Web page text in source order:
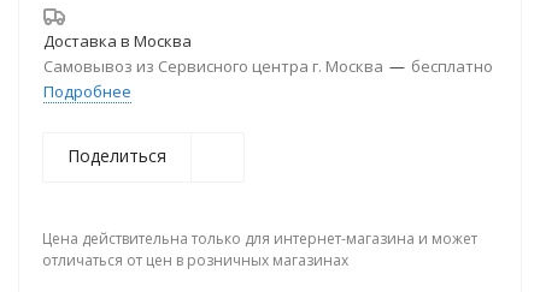
Доставка в Москва
Самовывоз из Сервисного центра г. Москва — бесплатно
Подробнее
Поделиться
Цена действительна только для интернет-магазина и может
отличаться от цен в розничных магазинах